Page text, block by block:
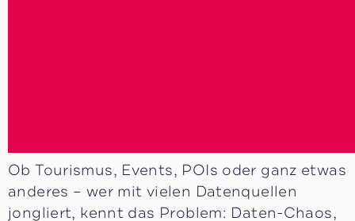
Ob Tourismus, Events, POIs oder ganz etwas
anderes – wer mit vielen Datenquellen
jongliert, kennt das Problem: Daten-Chaos,